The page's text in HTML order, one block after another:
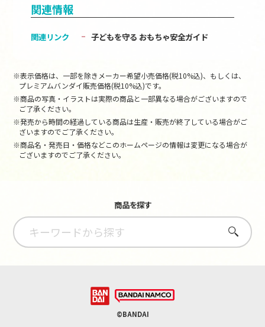
関連情報
関連リンク 子どもを守る おもちゃ安全ガイド
※表示価格は、一部を除きメーカー希望小売価格(税10%込)、もしくは、
プレミアムバンダイ販売価格(税10%込)です。
※商品の写真・イラストは実際の商品と一部異なる場合がございますので
ご了承ください。
※発売から時間の経過している商品は生産・販売が終了している場合がご
ざいますのでご了承ください。
※商品名・発売日・価格などこのホームページの情報は変更になる場合が
ございますのでご了承ください。
商品を探す
さがす
©BANDAI